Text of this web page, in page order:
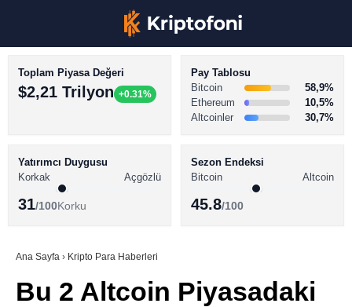
Youtube
BİTCOİN HABERLERİ
ALTCOİN HABERLERİ
SÖZLÜK
Toplam Piyasa Değeri
$2,21 Trilyon +0.31%
Pay Tablosu
Bitcoin
58,9%
Ethereum
10,5%
Altcoinler
30,7%
Yatırımcı Duygusu
Korkak
Açgözlü
31/100Korku
Sezon Endeksi
Bitcoin
Altcoin
45.8/100
Ana Sayfa › Kripto Para Haberleri
Bu 2 Altcoin Piyasadaki